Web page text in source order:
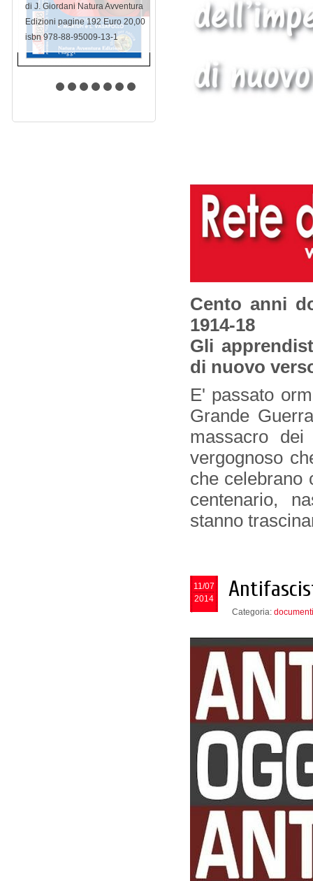
Cento anni
1914-18
Gli
di nuovo
E' passato
Grande
massacro
vergognoso
che celebrano
centenario,
stanno
11/07
2014
Categoria:
di J. Giordani Natura Avventura
Edizioni pagine 192 Euro 20,00
isbn 978-88-95009-13-1